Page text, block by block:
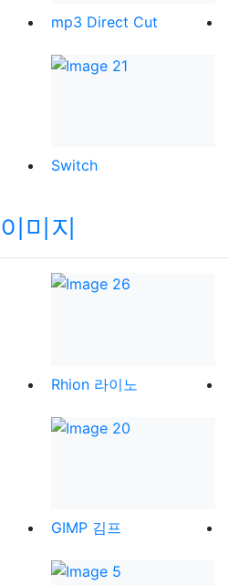
mp3 Direct Cut
Switch
이미지
Rhion 라이노
GIMP 김프